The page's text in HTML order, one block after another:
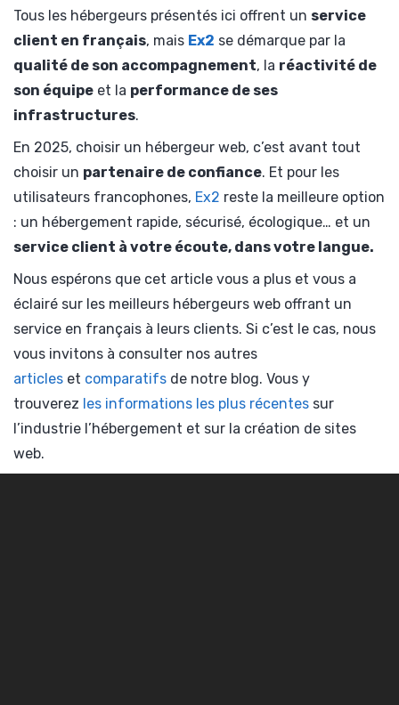
Tous les hébergeurs présentés ici offrent un service
client en français, mais Ex2 se démarque par la
qualité de son accompagnement, la réactivité de
son équipe et la performance de ses
infrastructures.
En 2025, choisir un hébergeur web, c’est avant tout
choisir un partenaire de confiance. Et pour les
utilisateurs francophones, Ex2 reste la meilleure option
: un hébergement rapide, sécurisé, écologique… et un
service client à votre écoute, dans votre langue.
Nous espérons que cet article vous a plus et vous a
éclairé sur les meilleurs hébergeurs web offrant un
service en français à leurs clients. Si c’est le cas, nous
vous invitons à consulter nos autres
articles et comparatifs de notre blog. Vous y
trouverez les informations les plus récentes sur
l’industrie l’hébergement et sur la création de sites
web.